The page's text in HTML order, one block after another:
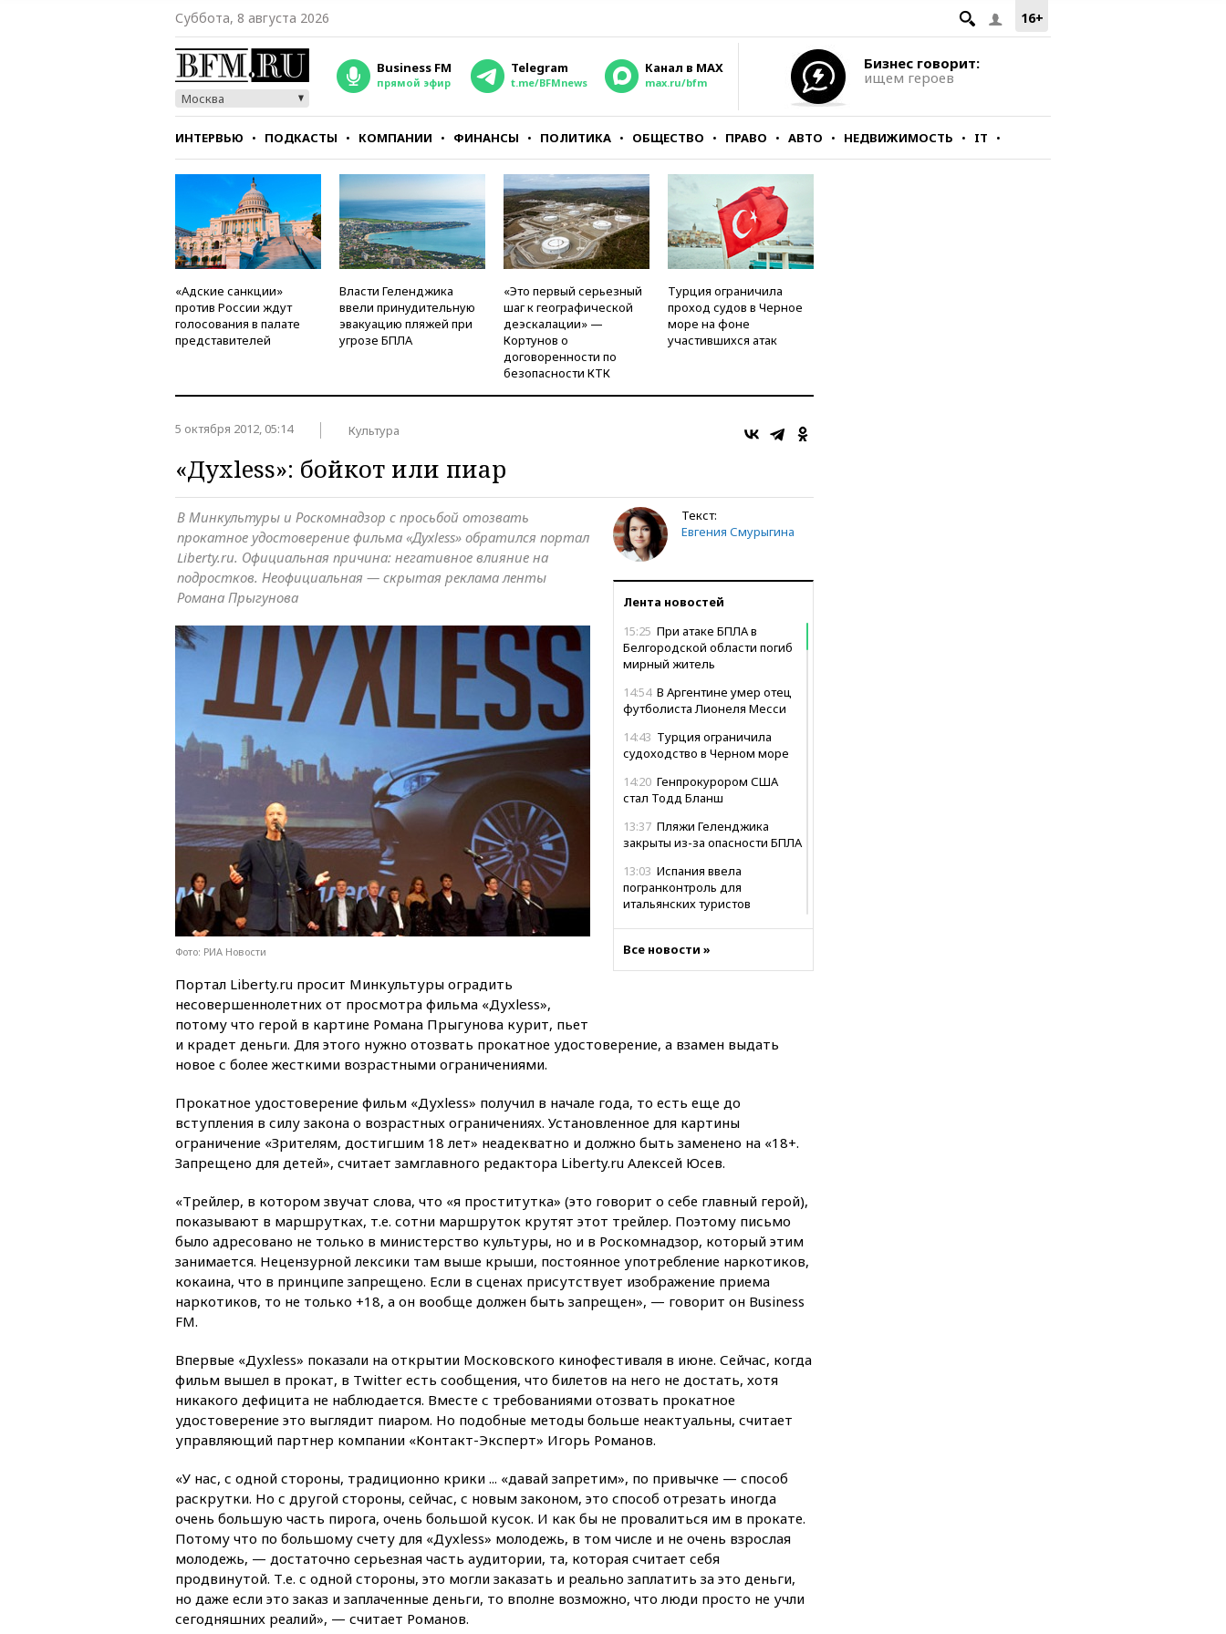
16+
Суббота, 8 августа 2026
Москва
Business FM
прямой эфир
Telegram
t.me/BFMnews
Канал в MAX
max.ru/bfm
Бизнес говорит:
ищем героев
ИНТЕРВЬЮ ПОДКАСТЫ КОМПАНИИ ФИНАНСЫ ПОЛИТИКА ОБЩЕСТВО ПРАВО АВТО НЕДВИЖИМОСТЬ IT
СТИЛЬ ТЕСТЫ
«Адские санкции»
против России ждут
голосования в палате
представителей
Власти Геленджика
ввели принудительную
эвакуацию пляжей при
угрозе БПЛА
«Это первый серьезный
шаг к географической
деэскалации» —
Кортунов о
договоренности по
безопасности КТК
Турция ограничила
проход судов в Черное
море на фоне
участившихся атак
5 октября 2012, 05:14 Культура
«Духless»: бойкот или пиар
Текст:
Евгения Смурыгина
Лента новостей
15:25 При атаке БПЛА в
Белгородской области погиб
мирный житель
14:54 В Аргентине умер отец
футболиста Лионеля Месси
14:43 Турция ограничила
судоходство в Черном море
14:20 Генпрокурором США
стал Тодд Бланш
13:37 Пляжи Геленджика
закрыты из-за опасности БПЛА
13:03 Испания ввела
погранконтроль для
итальянских туристов
12:27Возгорание на Ильском
НПЗ, вызванное атакой БПЛА,
11:07 При столкновении
10:27
Движение по трассе
«Новороссия» восстановлено
09:55 Силы ПВО перехватили
территорией РФ
09:25Ильский НПЗ на Кубани
загорелся после падения
обломков дрона
08:57Собянин сообщил о
девяти БПЛА, сбитых на
подлете к Москве
400 БПЛА над российскими
регионами
08:16 Лукашенко призвал
белорусов покупать избы в
селах
крупнейшим поставщиком
авиатоплива в Европу
06:30США и Колумбия
обсуждают координацию
усилий против наркотрафика
05:30ВМС Испании усилили
присутствие в Сеуте на фоне
Все новости »
В Минкультуры и Роскомнадзор с просьбой отозвать
прокатное удостоверение фильма «Духless» обратился портал
Liberty.ru. Официальная причина: негативное влияние на
подростков. Неофициальная — скрытая реклама ленты
Романа Прыгунова
Фото: РИА Новости
Портал Liberty.ru просит Минкультуры оградить
несовершеннолетних от просмотра фильма «Духless»,
потому что герой в картине Романа Прыгунова курит, пьет
и крадет деньги. Для этого нужно отозвать прокатное удостоверение, а взамен выдать
новое с более жесткими возрастными ограничениями.
Прокатное удостоверение фильм «Духless» получил в начале года, то есть еще до
вступления в силу закона о возрастных ограничениях. Установленное для картины
ограничение «Зрителям, достигшим 18 лет» неадекватно и должно быть заменено на «18+.
Запрещено для детей», считает замглавного редактора Liberty.ru Алексей Юсев.
«Трейлер, в котором звучат слова, что «я проститутка» (это говорит о себе главный герой),
показывают в маршрутках, т.е. сотни маршруток крутят этот трейлер. Поэтому письмо
было адресовано не только в министерство культуры, но и в Роскомнадзор, который этим
занимается. Нецензурной лексики там выше крыши, постоянное употребление наркотиков,
кокаина, что в принципе запрещено. Если в сценах присутствует изображение приема
наркотиков, то не только +18, а он вообще должен быть запрещен», — говорит он Business
FM.
Впервые «Духless» показали на открытии Московского кинофестиваля в июне. Сейчас, когда
фильм вышел в прокат, в Twitter есть сообщения, что билетов на него не достать, хотя
никакого дефицита не наблюдается. Вместе с требованиями отозвать прокатное
удостоверение это выглядит пиаром. Но подобные методы больше неактуальны, считает
управляющий партнер компании «Контакт-Эксперт» Игорь Романов.
«У нас, с одной стороны, традиционно крики ... «давай запретим», по привычке — способ
раскрутки. Но с другой стороны, сейчас, с новым законом, это способ отрезать иногда
очень большую часть пирога, очень большой кусок. И как бы не провалиться им в прокате.
Потому что по большому счету для «Духless» молодежь, в том числе и не очень взрослая
молодежь, — достаточно серьезная часть аудитории, та, которая считает себя
продвинутой. Т.е. с одной стороны, это могли заказать и реально заплатить за это деньги,
но даже если это заказ и заплаченные деньги, то вполне возможно, что люди просто не учли
сегодняшних реалий», — считает Романов.